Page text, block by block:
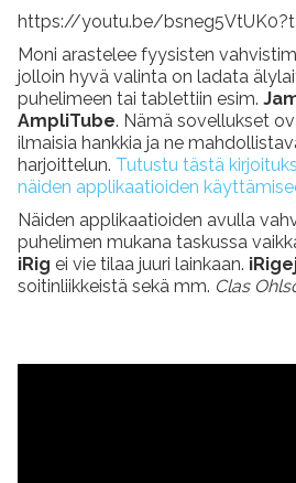
https://youtu.be/
Moni arastelee fyysisten
jolloin hyvä valinta on ladata
puhelimeen tai tablettiin esim.
AmpliTube. Nämä sovellukset
ilmaisia hankkia ja ne
harjoittelun. Tutustu tästä
näiden applikaatioiden
Näiden applikaatioiden avulla
puhelimen mukana taskussa
iRig ei vie tilaa juuri lainkaan.
soitinliikkeistä sekä mm. Clas